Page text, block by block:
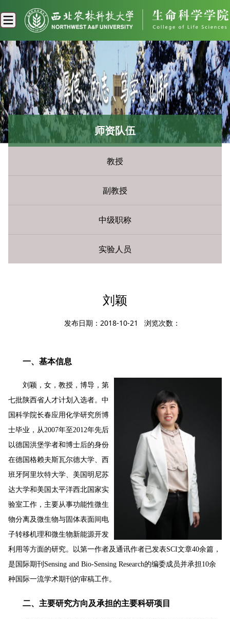
师资队伍
教授
副教授
中级职称
实验人员
刘颖
发布日期：2018-10-21 浏览次数：
一、基本信息
刘颖，女，教授，博导，第
七批陕西省人才计划入选者。中
国科学院长春应用化学研究所博
士毕业，从2007年至2012年先后
以德国洪堡学者和博士后的身份
在德国格赖夫斯瓦尔德大学、西
班牙阿里坎特大学、美国明尼苏
达大学和美国太平洋西北国家实
验室工作，主要从事功能性微生
物分离及微生物与固体表面间电
子转移机理和微生物新能源开发
利用等方面的研究。以第一作者及通讯作者已发表SCI文章40余篇，
是国际期刊Sensing and Bio-Sensing Research的编委成员并承担10余
种国际一流学术期刊的审稿工作。
二、主要研究方向及承担的主要科研项目